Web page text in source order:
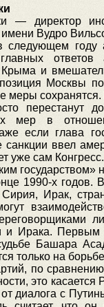
— директор
имени Вудро
следующем году
ответов
и
Москвы
меры
перестанут
мер в
если глава
санкции ввел
уже сам Конгресс.
государством»
1990-х годов.
Ирак,
Ирака. Первым
Башара
только на
по
это
диалога с